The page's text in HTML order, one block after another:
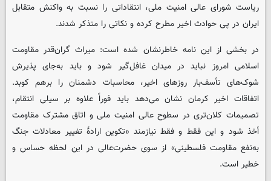
ریاست شورای عالی امنیت ملی، انتقاداتی را نسبت به واکنش متقابل
ایران در پی حوادث اخیر مطرح کرده و نکاتی را متذکر شدند.
در بخشی از این نامه خاطرنشان شده است: میراث گران‌قدر مقاومت
اسلامی امروز نباید در میدان غافل‌گیر شود و باید به‌جای پذیرش
شوک‌های تأسف‌بار روزهای اخیر، محاسبات دشمنان را برهم کوبد.
اتفاقات اخیر کرمان نشان می‌دهد باید فوراً علاوه بر سیلی انتقام،
تصمیمات کلان‌تری در سطوح عالی امنیت ملی و اتاق مشترک مقاومت
أخذ شود و این فقط و فقط نیازمند «تکوین ارادهٔ تغییر معادلات جنگ
به‌نفع مقاومت فلسطینی» از سوی حضرت‌عالی در این لحظه حساس و
خطیر است.